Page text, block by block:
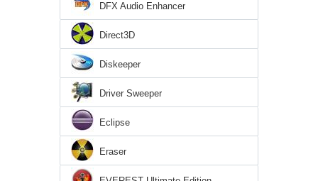
DFX Audio Enhancer
Direct3D
Diskeeper
Driver Sweeper
Eclipse
Eraser